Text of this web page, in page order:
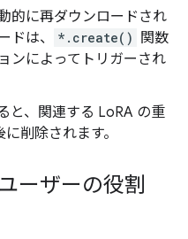
的に再ダウンロードされ
ドは、 *.create()
関数
ンによってトリガーされ
と、関連する LoRA の重
削除されます。
ーザーの役割